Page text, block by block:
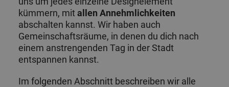
kümmern, mitallen Annehmlichkeiten
abschalten kannst. Wir haben auch
Gemeinschaftsräume, in denen du dich nach
einem anstrengenden Tag in der Stadt
entspannen kannst.
Im folgenden Abschnitt beschreiben wir alle